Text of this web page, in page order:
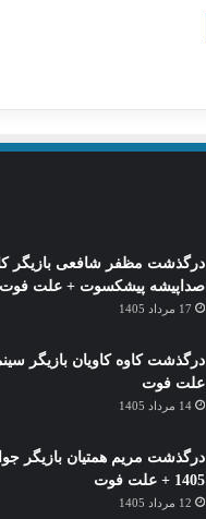
درگذشت مظفر شافعی بازیگر
صداپیشه پیشکسوت + علت فوت
17 مرداد 1405
درگذشت کاوه کاویان بازیگر
علت فوت
14 مرداد 1405
1405 + علت فوت
12 مرداد 1405